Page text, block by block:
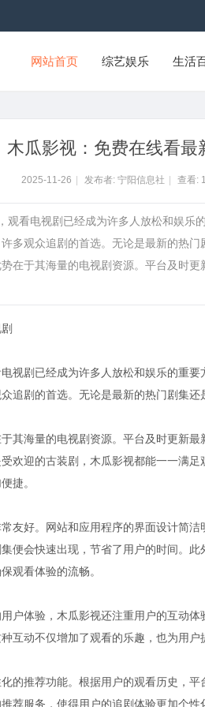
网站首页 综艺娱乐 生活
木瓜影视：免费在线看最
2025-11-26 发布者: 宁阳信息社 查看:
观看电视剧已经成为许多人放松和娱乐
多观众追剧的首选。无论是最新的热
在于其海量的电视剧资源。平台及时
视剧已经成为许多人放松和娱乐的重
追剧的首选。无论是最新的热门剧集
其海量的电视剧资源。平台及时更新
欢迎的古装剧，木瓜影视都能一一满
捷。
友好。网站和应用程序的界面设计简
便会快速出现，节省了用户的时间。
观看体验的流畅。
户体验，木瓜影视还注重用户的互动
互动不仅增加了观看的乐趣，也为用
的推荐功能。根据用户的观看历史，
荐服务，使得用户的追剧体验更加个性